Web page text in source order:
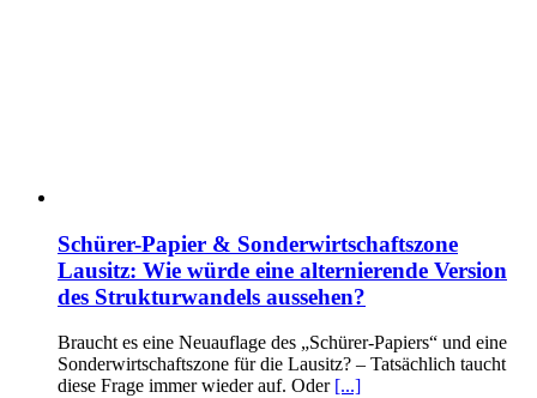
Schürer-Papier & Sonderwirtschaftszone
Lausitz: Wie würde eine alternierende Version
des Strukturwandels aussehen?
Braucht es eine Neuauflage des „Schürer-Papiers“ und eine
Sonderwirtschaftszone für die Lausitz? – Tatsächlich taucht
diese Frage immer wieder auf. Oder [...]